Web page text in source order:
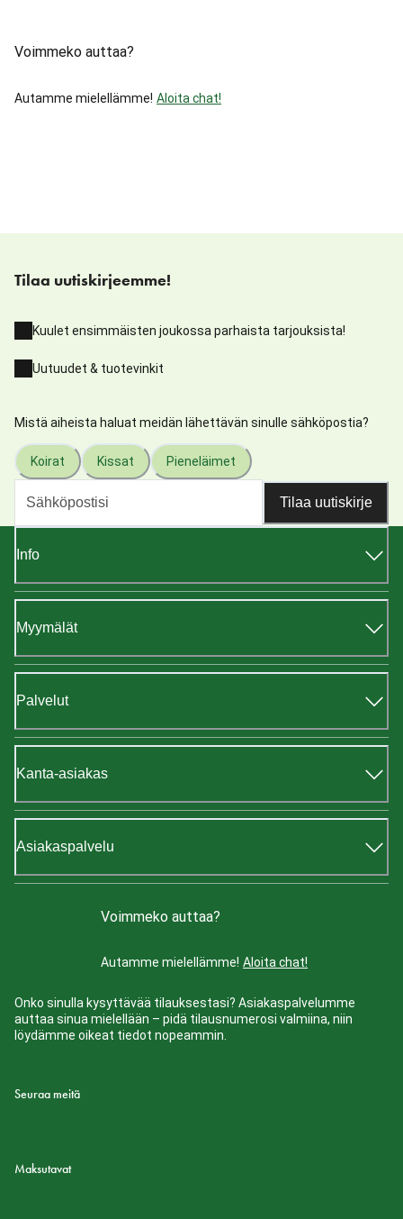
Voimmeko auttaa?
Autamme mielellämme! Aloita chat!
Tilaa uutiskirjeemme!
Kuulet ensimmäisten joukossa parhaista tarjouksista!
Uutuudet & tuotevinkit
Mistä aiheista haluat meidän lähettävän sinulle sähköpostia?
Koirat Kissat Pieneläimet
Tilaa uutiskirje
Info
Myymälät
Palvelut
Kanta-asiakas
Asiakaspalvelu
Voimmeko auttaa?
Autamme mielellämme! Aloita chat!
Onko sinulla kysyttävää tilauksestasi? Asiakaspalvelumme
auttaa sinua mielellään – pidä tilausnumerosi valmiina, niin
löydämme oikeat tiedot nopeammin.
Seuraa meitä
Maksutavat